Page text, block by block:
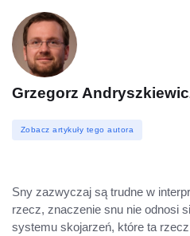
Grzegorz
Zobacz artykuły tego autora
Sny zazwyczaj są trudne w
rzecz, znaczenie snu nie odnosi
systemu skojarzeń, które ta